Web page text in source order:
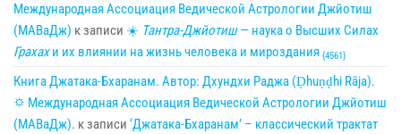
Международная Ассоциация Ведической Астрологии Джйотиш
(МАВаДж) к записи ☀ Тантра-Джйотиш— наука о Высших Силах
Грахахи их влиянии на жизнь человека и мироздания {4561}
Книга Джатака-Бхаранам. Автор: Дхундхи Раджа (Ḍhuṇḍhi Rāja).
🌣 Международная Ассоциация Ведической Астрологии Джйотиш
(МАВаДж). к записи ‘Джатака-Бхаранам’ – классический трактат